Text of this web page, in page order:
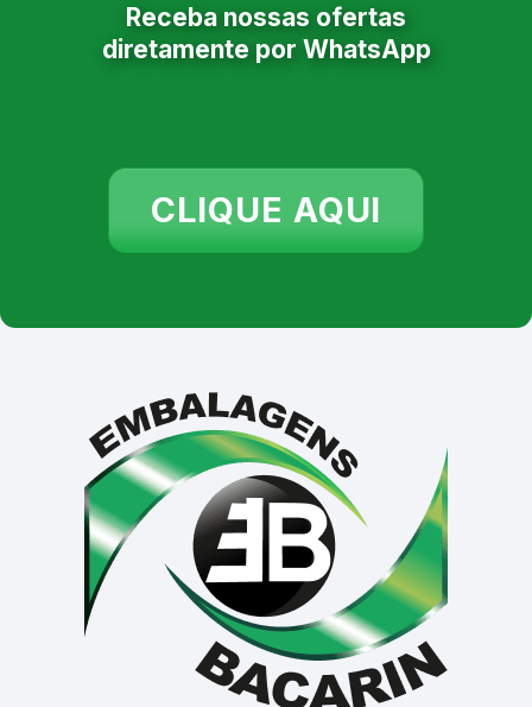
Receba nossas ofertas
diretamente por WhatsApp
CLIQUE AQUI